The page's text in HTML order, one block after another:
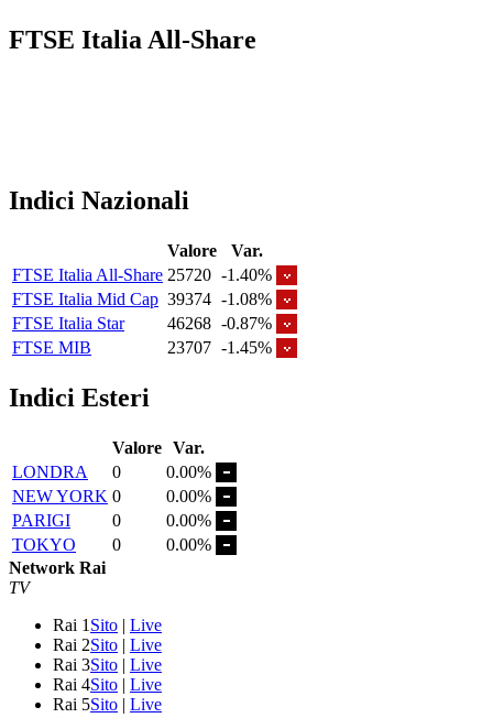
FTSE Italia All-Share
Indici Nazionali
Valore
Var.
FTSE Italia All-Share 25720 -1.40%
FTSE Italia Mid Cap 39374 -1.08%
FTSE Italia Star
46268 -0.87%
FTSE MIB
23707 -1.45%
Indici Esteri
Valore Var.
LONDRA
0
0.00%
NEW YORK 0
0.00%
PARIGI
0
0.00%
TOKYO
0
0.00%
Network Rai
TV
Rai 1 Sito | Live
Rai 2Sito | Live
Rai 3Sito | Live
Rai 4Sito | Live
Rai 5Sito | Live